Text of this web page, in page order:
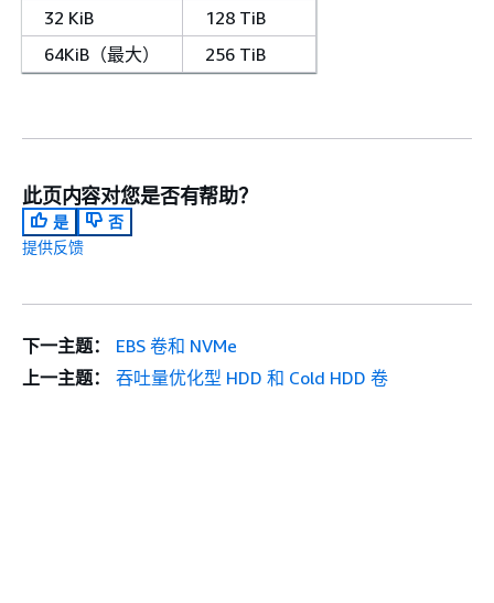
32 KiB
128 TiB
64KiB（最大）
256 TiB
此页内容对您是否有帮助？
是
否
提供反馈
下一主题：
EBS 卷和 NVMe
上一主题：
吞吐量优化型 HDD 和 Cold HDD 卷